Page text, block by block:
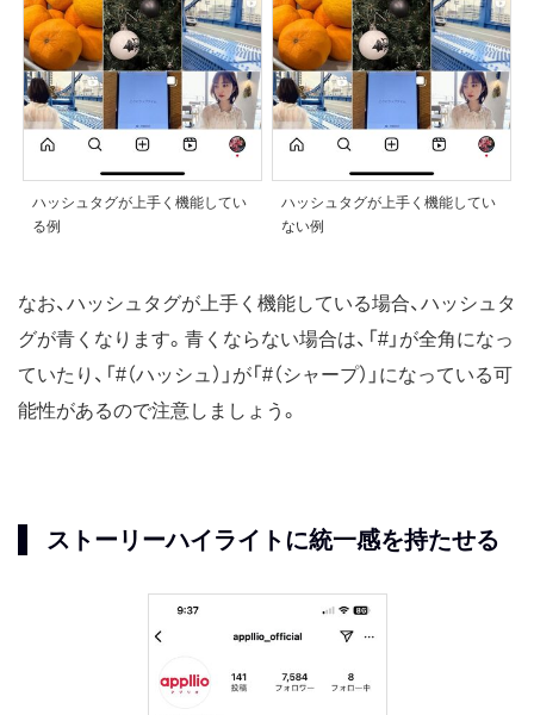
ハッシュタグが上手く機能してい
る例
ハッシュタグが上手く機能してい
ない例
なお、ハッシュタグが上手く機能している場合、ハッシュタ
グが青くなります。青くならない場合は、「#」が全角になっ
ていたり、「#（ハッシュ）」が「#（シャープ）」になっている可
能性があるので注意しましょう。
ストーリーハイライトに統一感を持たせる